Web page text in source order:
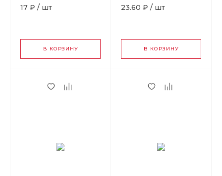
(10 / 100 / 3600)
17 ₽ / шт
В КОРЗИНУ
(10 / 100 / 3600)
23.60 ₽ / шт
В КОРЗИНУ